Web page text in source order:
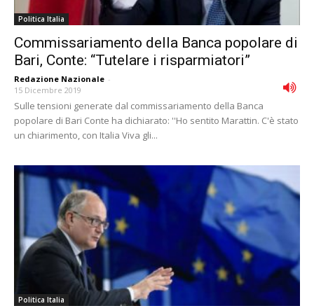
Politica Italia
Commissariamento della Banca popolare di
Bari, Conte: “Tutelare i risparmiatori”
Redazione Nazionale -
15 Dicembre 2019
Sulle tensioni generate dal commissariamento della Banca
popolare di Bari Conte ha dichiarato: ''Ho sentito Marattin. C'è stato
un chiarimento, con Italia Viva gli...
Politica Italia